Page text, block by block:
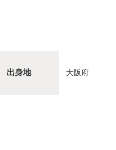
出身地 大阪府